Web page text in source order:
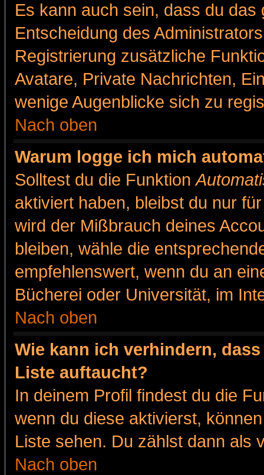
Es kann auch sein, dass du
Entscheidung des
Registrierung zusätzliche
Avatare, Private Nachrichten,
wenige Augenblicke sich zu
Nach oben
Warum logge ich mich
Solltest du die Funktion
aktiviert haben, bleibst du nur
wird der Mißbrauch deines
bleiben, wähle die
empfehlenswert, wenn du an
Bücherei oder Universität, im
Nach oben
Wie kann ich verhindern,
Liste auftaucht?
In deinem Profil findest du die
wenn du diese aktivierst,
Liste sehen. Du zählst dann als
Nach oben